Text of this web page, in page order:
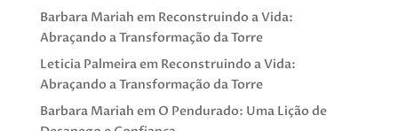
Barbara Mariah em Reconstruindo a Vida:
Abraçando a Transformação da Torre
Leticia Palmeiraem Reconstruindo a Vida:
Abraçando a Transformação da Torre
Barbara Mariah em O Pendurado: Uma Lição de